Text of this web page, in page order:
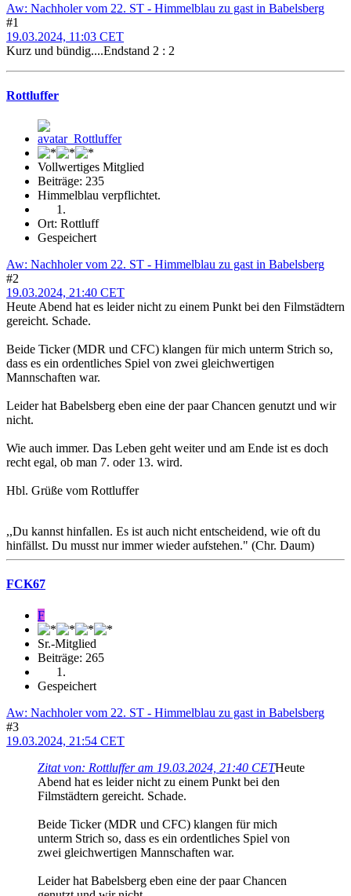
Aw: Nachholer vom 22. ST - Himmelblau zu gast in Babelsberg
#1
19.03.2024, 11:03 CET
Kurz und bündig....Endstand 2 : 2
Rottluffer
Vollwertiges Mitglied
Beiträge: 235
Himmelblau verpflichtet.
Ort: Rottluff
Gespeichert
Aw: Nachholer vom 22. ST - Himmelblau zu gast in Babelsberg
#2
19.03.2024, 21:40 CET
Heute Abend hat es leider nicht zu einem Punkt bei den Filmstädtern
gereicht. Schade.
Beide Ticker (MDR und CFC) klangen für mich unterm Strich so,
dass es ein ordentliches Spiel von zwei gleichwertigen
Mannschaften war.
Leider hat Babelsberg eben eine der paar Chancen genutzt und wir
nicht.
Wie auch immer. Das Leben geht weiter und am Ende ist es doch
recht egal, ob man 7. oder 13. wird.
Hbl. Grüße vom Rottluffer
,,Du kannst hinfallen. Es ist auch nicht entscheidend, wie oft du
hinfällst. Du musst nur immer wieder aufstehen." (Chr. Daum)
FCK67
F
Sr.-Mitglied
Beiträge: 265
Gespeichert
Aw: Nachholer vom 22. ST - Himmelblau zu gast in Babelsberg
#3
19.03.2024, 21:54 CET
Zitat von: Rottluffer am 19.03.2024, 21:40 CETHeute
Abend hat es leider nicht zu einem Punkt bei den
Filmstädtern gereicht. Schade.
Beide Ticker (MDR und CFC) klangen für mich
unterm Strich so, dass es ein ordentliches Spiel von
zwei gleichwertigen Mannschaften war.
Leider hat Babelsberg eben eine der paar Chancen